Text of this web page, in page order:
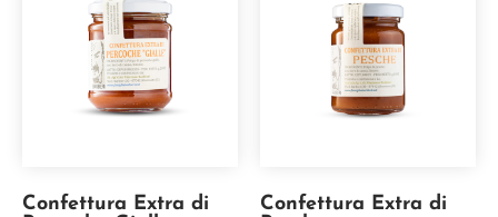
Confettura Extra di
Confettura Extra di